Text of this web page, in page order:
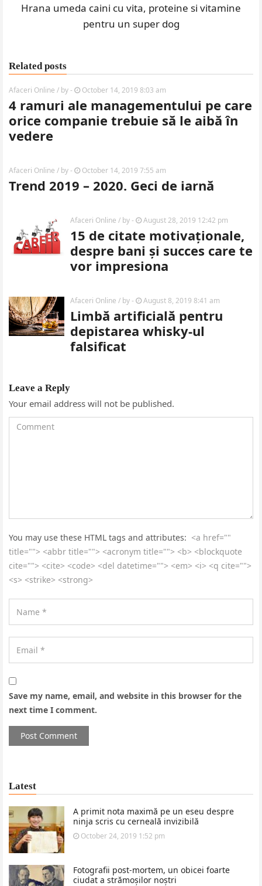
Hrana umeda caini cu vita, proteine si vitamine
pentru un super dog
Related posts
Afaceri Online / by- October 14, 2019 8:03 am
4 ramuri ale managementului pe care
orice companie trebuie să le aibă în
vedere
Afaceri Online / by- October 14, 2019 7:55 am
Trend 2019 – 2020. Geci de iarnă
Afaceri Online / by- August 28, 2019 12:42 pm
15 de citate motivaționale,
despre bani și succes care te
vor impresiona
Afaceri Online / by- August 8, 2019 8:41 am
Limbă artificială pentru
depistarea whisky-ul
falsificat
Leave a Reply
Your email address will not be published.
You may use these HTML tags and attributes: <a href=""
title=""> <abbr title=""> <acronym title=""> <b> <blockquote
cite=""> <cite> <code> <del datetime=""> <em> <i> <q cite="">
<s> <strike> <strong>
Save my name, email, and website in this browser for the
next time I comment.
Latest
A primit nota maximă pe un eseu despre
ninja scris cu cerneală invizibilă
October 24, 2019 1:52 pm
Fotografii post-mortem, un obicei foarte
ciudat a strămoșilor noștri